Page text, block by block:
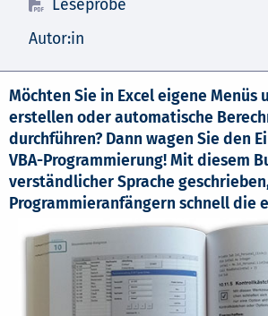
Leseprobe
Autor:in
Möchten Sie in Excel eigene Menüs
erstellen oder automatische
durchführen? Dann wagen Sie den
VBA-Programmierung! Mit diesem
verständlicher Sprache
Programmieranfängern schnell die